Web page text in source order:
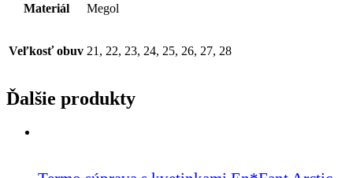
Materiál Megol
Veľkosť obuv 21, 22, 23, 24, 25, 26, 27, 28
Ďalšie produkty